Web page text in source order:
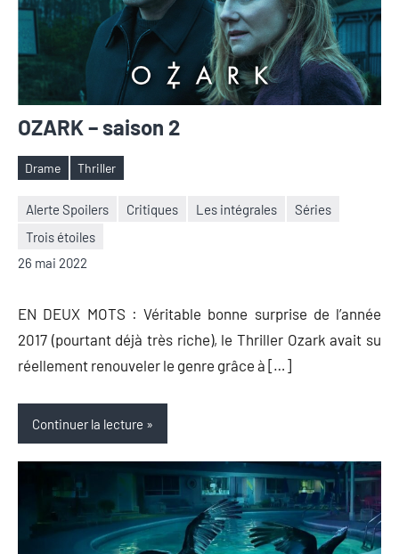
OZARK – saison 2
Étiquettes
Drame Thriller
Alerte Spoilers Critiques Les intégrales
Séries
Trois étoiles
26 mai 2022
Nicolas
Auger
Aucun
commentaire
EN DEUX MOTS : Véritable bonne surprise de l’année
2017 (pourtant déjà très riche), le Thriller Ozark avait su
réellement renouveler le genre grâce à […]
Continuer la lecture